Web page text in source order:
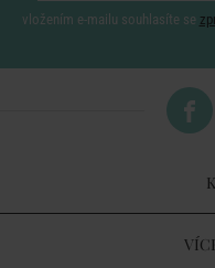
vložením e-mailu souhlasíte se